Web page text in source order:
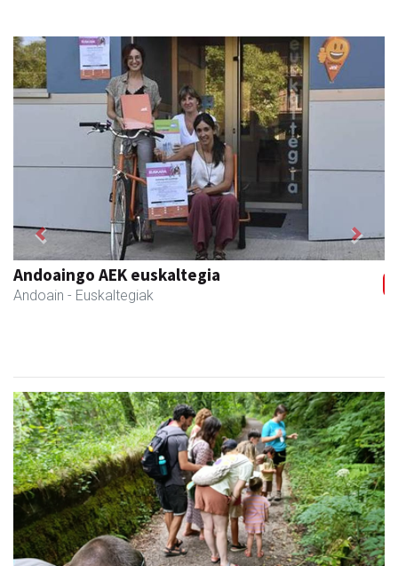
Andoaingo AEK euskaltegia
Andoain - Euskaltegiak
Previous Next